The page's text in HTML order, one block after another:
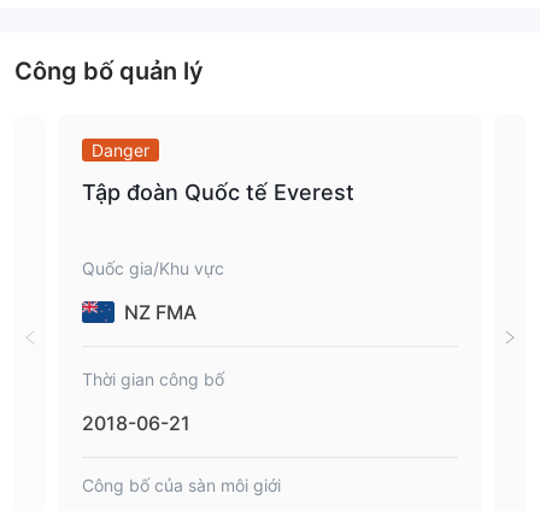
Công bố quản lý
Danger
Tập đoàn Quốc tế Everest
Quốc gia/Khu vực
NZ FMA
Thời gian công bố
2018-06-21
Công bố của sàn môi giới